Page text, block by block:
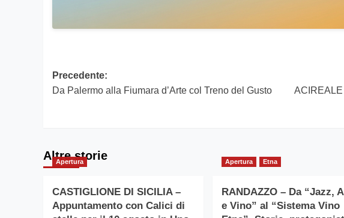
Navigazione
articolo
Precedente:
Da Palermo alla Fiumara d’Arte col Treno del Gusto
Altre storie
Apertura
CASTIGLIONE DI SICILIA –
Appuntamento con Calici di
Apertura Etna
RANDAZZO – Da “Jazz,
e Vino” al “Sistema Vino